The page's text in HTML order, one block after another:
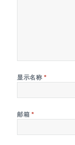
显示名称 *
邮箱 *